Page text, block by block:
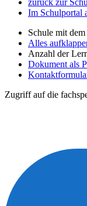
zurück zur
Im Schulportal
Schule mit
Alles
Anzahl der
Dokument als
Zugriff auf die